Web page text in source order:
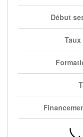
Début